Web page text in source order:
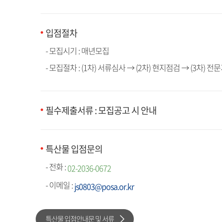
입점절차
- 모집시기 : 매년모집
- 모집절차 : (1차) 서류심사 → (2차) 현지점검 → (3차) 전
필수제출서류 : 모집공고 시 안내
특산물 입점문의
- 전화 :02-2036-0672
- 이메일 :js0803@posa.or.kr
특산물 입점안내문 및 서류